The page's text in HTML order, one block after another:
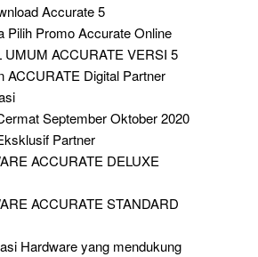
Accurate 5
Pilih Promo Accurate Online
UMUM ACCURATE VERSI 5
ACCURATE Digital Partner
September Oktober 2020
Partner
ACCURATE DELUXE
ACCURATE STANDARD
Hardware yang mendukung